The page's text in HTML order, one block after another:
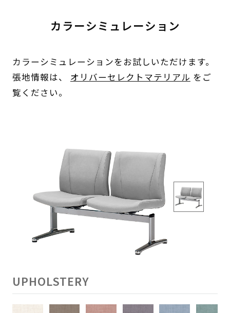
カラーシミュレーション
カラーシミュレーションをお試しいただけます。
張地情報は、 オリバーセレクトマテリアル をご
覧ください。
UPHOLSTERY